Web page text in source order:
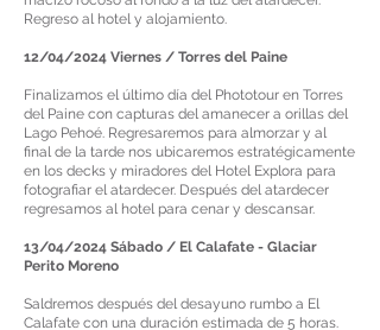
Regreso al hotel y alojamiento.
12/04/2024 Viernes / Torres del Paine
Finalizamos el último día del Phototour en Torres
del Paine con capturas del amanecer a orillas del
Lago Pehoé. Regresaremos para almorzar y al
final de la tarde nos ubicaremos estratégicamente
en los decks y miradores del Hotel Explora para
fotografiar el atardecer. Después del atardecer
regresamos al hotel para cenar y descansar.
13/04/2024 Sábado / El Calafate - Glaciar
Perito Moreno
Saldremos después del desayuno rumbo a El
Calafate con una duración estimada de 5 horas.